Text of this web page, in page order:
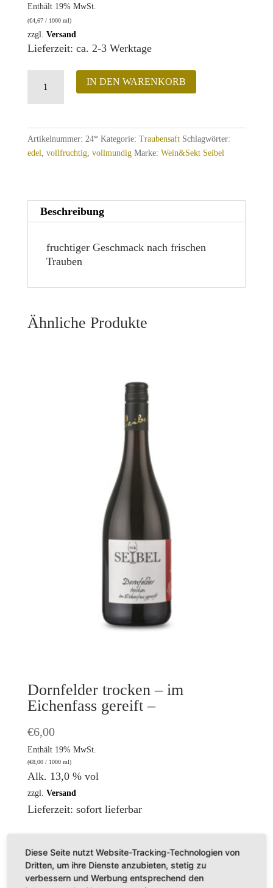
Enthält 19% MwSt.
(€4,67/ 1000 ml)
zzgl. Versand
Lieferzeit: ca. 2-3 Werktage
Traubensaft
weiß
Menge
IN DEN WARENKORB
Artikelnummer: 24* Kategorie: Traubensaft Schlagwörter:
edel vollfruchtig, vollmundig Marke: Wein&Sekt Seibel
Beschreibung
fruchtiger Geschmack nach frischen
Trauben
Ähnliche Produkte
Dornfelder trocken – im
Eichenfass gereift –
€6,00
Enthält 19% MwSt.
(€8,00/ 1000 ml)
Alk. 13,0 % vol
zzgl. Versand
Lieferzeit: sofort lieferbar
Diese Seite nutzt Website-Tracking-Technologien von
Dritten, um ihre Dienste anzubieten, stetig zu
verbessern und Werbung entsprechend den